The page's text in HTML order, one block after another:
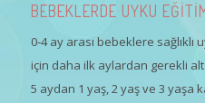
BEBEKLERDE UYKU
0-4 ay arası bebeklere sağlıklı
için daha ilk aylardan gerekli alt
5 aydan 1 yaş, 2 yaş ve 3 yaşa